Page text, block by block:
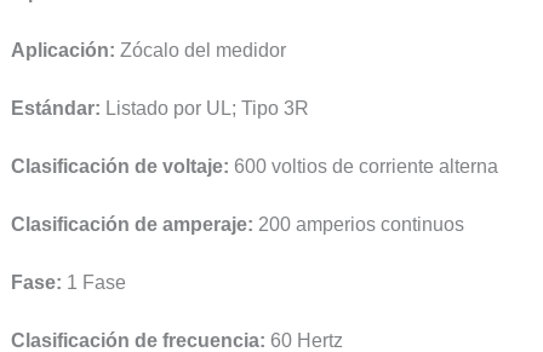
Aplicación: Zócalo del medidor
Estándar: Listado por UL; Tipo 3R
Clasificación de voltaje: 600 voltios de corriente alterna
Clasificación de amperaje: 200 amperios continuos
Fase: 1 Fase
Clasificación de frecuencia: 60 Hertz